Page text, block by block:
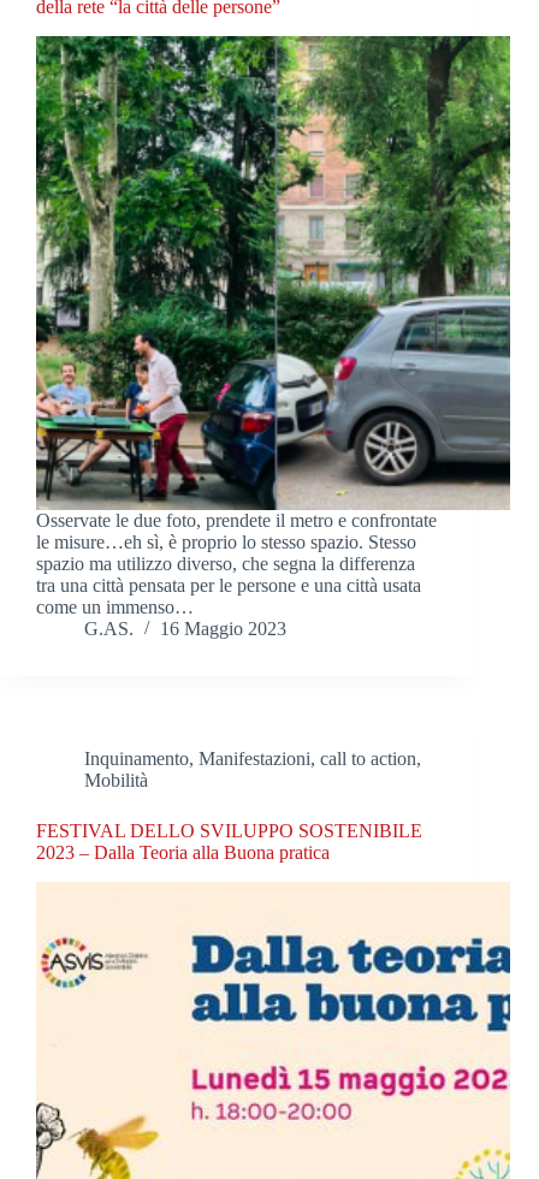
della rete “la città delle persone”
Osservate le due foto, prendete il metro e confrontate
le misure…eh sì, è proprio lo stesso spazio. Stesso
spazio ma utilizzo diverso, che segna la differenza
tra una città pensata per le persone e una città usata
come un immenso…
G.AS.
16 Maggio 2023
Inquinamento, Manifestazioni, call to action,
Mobilità
FESTIVAL DELLO SVILUPPO SOSTENIBILE
2023 – Dalla Teoria alla Buona pratica